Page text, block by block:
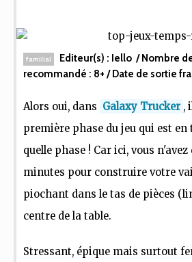
familial Editeur(s) : Iello / Nombre
recommandé : 8+ / Date de sortie
Alors oui, dans Galaxy Trucker ,
première phase du jeu qui est en
quelle phase ! Car ici, vous n'avez
minutes pour construire votre
piochant dans le tas de pièces
centre de la table.
Stressant, épique mais surtout